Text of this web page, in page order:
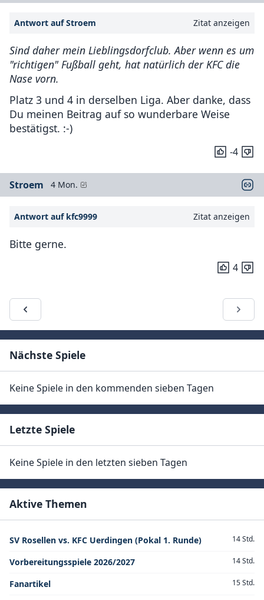
Antwort auf Stroem Zitat anzeigen
Sind daher mein Lieblingsdorfclub. Aber wenn es um
"richtigen" Fußball geht, hat natürlich der KFC die
Nase vorn.
Platz 3 und 4 in derselben Liga. Aber danke, dass
Du meinen Beitrag auf so wunderbare Weise
bestätigst. :-)
-4
Stroem 4 Mon.
Antwort auf kfc9999 Zitat anzeigen
Bitte gerne.
4
Nächste Spiele
Keine Spiele in den kommenden sieben Tagen
Letzte Spiele
Keine Spiele in den letzten sieben Tagen
Aktive Themen
SV Rosellen vs. KFC Uerdingen (Pokal 1. Runde) 14 Std.
Vorbereitungsspiele 2026/2027 14 Std.
Fanartikel 15 Std.